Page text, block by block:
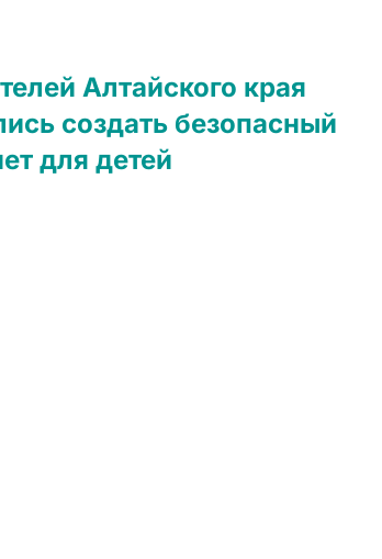
Алтайского края
создать безопасный
для детей